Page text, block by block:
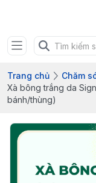
Trang chủ
Chăm
Xà bông trắng da
bánh/thùng)